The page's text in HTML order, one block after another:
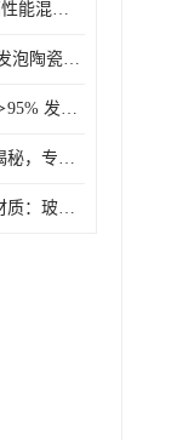
全面剖析UHPC超高性能混凝土：优势显著，劣势何在？
湘潭发泡陶瓷墙板 发泡陶瓷装饰构件 轻质高强：密度低但抗压强度高
防水防潮：闭孔率＞95% 发泡陶瓷装饰构件 南阳发泡陶瓷厂家
GRC幕墙板价格大揭秘，专业厂家报价助您轻松掌控预算
GRC厂家解密GRC材质：玻璃纤维与水泥复合，创新建筑新选择